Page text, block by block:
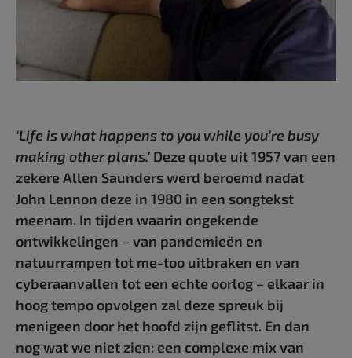
‘Life is what happens to you while you’re busy
making other plans.’ Deze quote uit 1957 van een
zekere Allen Saunders werd beroemd nadat
John Lennon deze in 1980 in een songtekst
meenam. In tijden waarin ongekende
ontwikkelingen – van pandemieën en
natuurrampen tot me-too uitbraken en van
cyberaanvallen tot een echte oorlog – elkaar in
hoog tempo opvolgen zal deze spreuk bij
menigeen door het hoofd zijn geflitst. En dan
nog wat we niet zien: een complexe mix van